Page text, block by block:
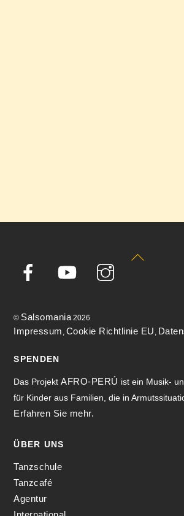
Back
© Salsomania 2026
Impressum Cookie Richtlinie EU
SPENDEN
Das ProjektAFRO-PERÚ ist ein Musik-
für Kinder aus Familien, die in
Erfahren Sie mehr.
ÜBER UNS
Tanzschule
Tanzcafé
Agentur